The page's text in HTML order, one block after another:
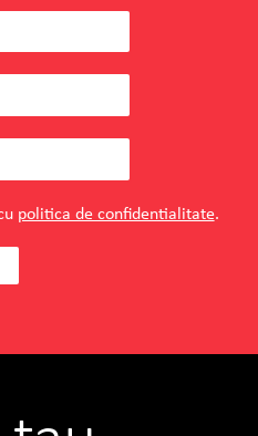
politica de confidentialitate.